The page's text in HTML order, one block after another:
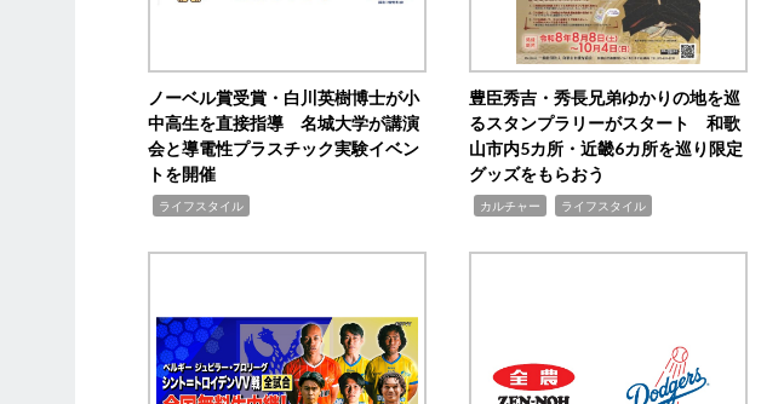
ノーベル賞受賞・白川英樹博士が小
中高生を直接指導 名城大学が講演
会と導電性プラスチック実験イベン
トを開催
ライフスタイル
豊臣秀吉・秀長兄弟ゆかりの地を巡
るスタンプラリーがスタート 和歌
山市内5カ所・近畿6カ所を巡り限定
グッズをもらおう
カルチャー ライフスタイル